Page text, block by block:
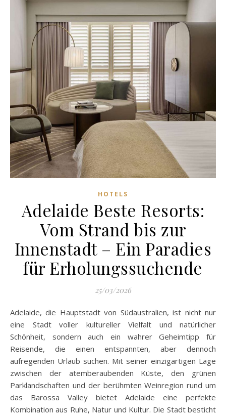
HOTELS
Adelaide Beste Resorts:
Vom Strand bis zur
Innenstadt – Ein Paradies
für Erholungssuchende
25/03/2026
Adelaide, die Hauptstadt von Südaustralien, ist nicht nur
eine Stadt voller kultureller Vielfalt und natürlicher
Schönheit, sondern auch ein wahrer Geheimtipp für
Reisende, die einen entspannten, aber dennoch
aufregenden Urlaub suchen. Mit seiner einzigartigen Lage
zwischen der atemberaubenden Küste, den grünen
Parklandschaften und der berühmten Weinregion rund um
das Barossa Valley bietet Adelaide eine perfekte
Kombination aus Ruhe, Natur und Kultur. Die Stadt besticht